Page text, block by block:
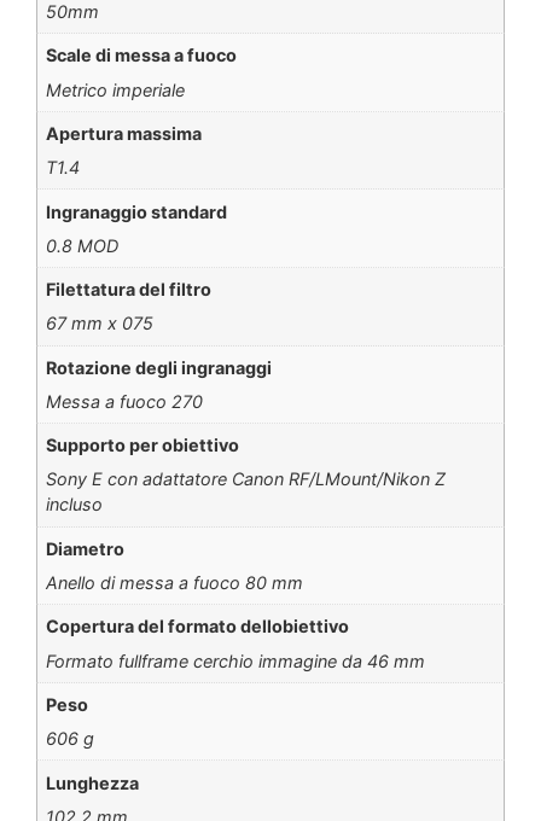
50mm
Scale di messa a fuoco
Metrico imperiale
Apertura massima
T1.4
Ingranaggio standard
0.8 MOD
Filettatura del filtro
67 mm x 075
Rotazione degli ingranaggi
Messa a fuoco 270
Supporto per obiettivo
Sony E con adattatore Canon RF/LMount/Nikon Z
incluso
Diametro
Anello di messa a fuoco 80 mm
Copertura del formato dellobiettivo
Formato fullframe cerchio immagine da 46 mm
Peso
606 g
Lunghezza
102.2 mm